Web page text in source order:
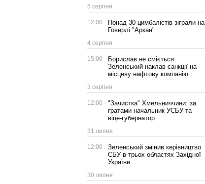
5 серпня
12:00
Понад 30 цимбалістів зіграли на
Говерлі "Аркан"
4 серпня
15:00
Борислав не сміється:
Зеленський наклав санкції на
місцеву нафтову компанію
3 серпня
12:00
"Зачистка" Хмельниччини: за
ґратами начальник УСБУ та
віце-губернатор
31 липня
12:00
Зеленський змінив керівництво
СБУ в трьох областях Західної
України
30 липня